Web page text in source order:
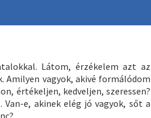
Látom, érzékelem azt az
vagyok, akivé formálódom
értékeljen, kedveljen, szeressen?
e, akinek elég jó vagyok, sőt a